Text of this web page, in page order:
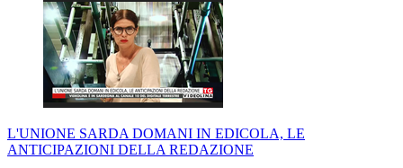
L'UNIONE SARDA DOMANI IN EDICOLA, LE
ANTICIPAZIONI DELLA REDAZIONE